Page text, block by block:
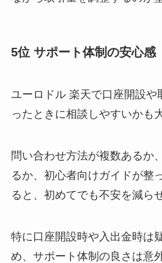
5位 サポート体制の安心感
ユーロドル 楽天で口座開設や
ったときに相談しやすいかも
問い合わせ方法が複数あるか
るか、初心者向けガイドが整
ると、初めてでも不安を減ら
特に口座開設時や入出金時は
め、サポート体制の良さは意